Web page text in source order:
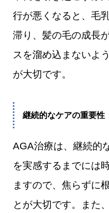
行が悪くなると、毛
滞り、髪の毛の成長
スを溜め込まないよ
が大切です。
継続的なケアの重要性
AGA治療は、継続的
を実感するまでには
ますので、焦らずに
とが大切です。また